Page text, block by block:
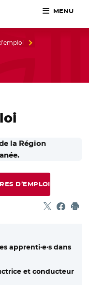
Pyrénées-Méditerranée
MENU
la Région
D’EMPLOI
Partager
- Nouvelle
-
apprenti·e·s dans
et conducteur